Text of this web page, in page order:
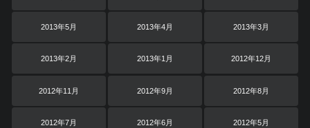
2013年5月 2013年4月 2013年3月
2013年2月 2013年1月 2012年12月
2012年11月 2012年9月 2012年8月
2012年7月 2012年6月 2012年5月